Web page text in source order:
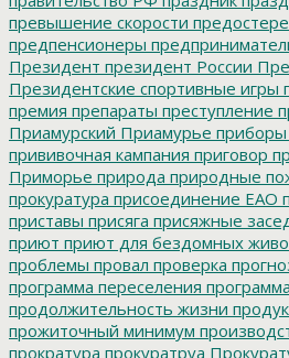
превышение скорости
предпенсионеры
Президент президент России
Президентские спортивные игры
премия препараты преступление
Приамурский Приамурье
прививочная кампания приговор
Приморье природа природные
прокуратура присоединение ЕАО
приставы присяга присяжные
приют приют для бездомных
проблемы провал проверка
программа переселения
продолжительность жизни
прожиточный минимум
прократура прокуратруа